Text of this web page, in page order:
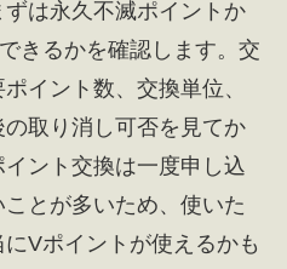
は永久不滅ポイントか
きるかを確認します。交
イント数、交換単位、
取り消し可否を見てか
ント交換は一度申し込
とが多いため、使いた
Vポイントが使えるかも